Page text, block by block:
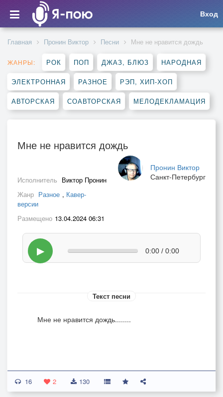
Вход
Главная Пронин Виктор Песни Мне не нравится дождь
ЖАНРЫ: РОК ПОП ДЖАЗ, БЛЮЗ НАРОДНАЯ
ЭЛЕКТРОННАЯ РАЗНОЕ РЭП, ХИП-ХОП
АВТОРСКАЯ СОАВТОРСКАЯ МЕЛОДЕКЛАМАЦИЯ
Мне не нравится дождь
Пронин Виктор
Санкт-Петербург
Исполнитель Виктор Пронин
Жанр Разное , Кавер-
версии
Размещено 13.04.2024 06:31
▶ 0:00 / 0:00
Текст песни
Мне не нравится дождь........
16 2 130